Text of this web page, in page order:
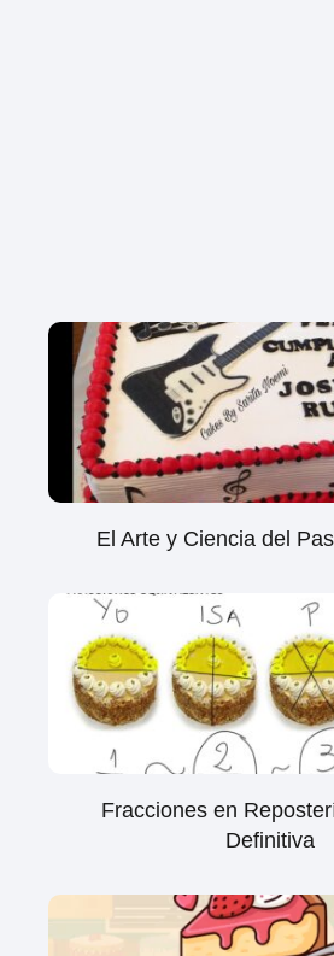
El Arte y Ciencia del
Fracciones en
Definitiva